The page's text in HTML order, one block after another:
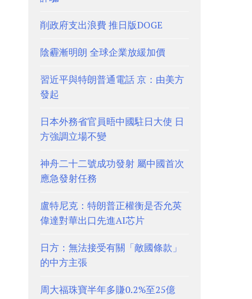
削政府支出浪費 推日版DOGE
陰霾漸明朗 全球企業放緩加價
習近平與特朗普通電話 京：由美方
發起
日本外務省官員晤中國駐日大使 日
方強調立場不變
神舟二十二號成功發射 屬中國首次
應急發射任務
盧特尼克：特朗普正權衡是否允英
偉達對華出口先進AI芯片
日方：無法接受有關「敵國條款」
的中方主張
周大福珠寶半年多賺0.2%至25億